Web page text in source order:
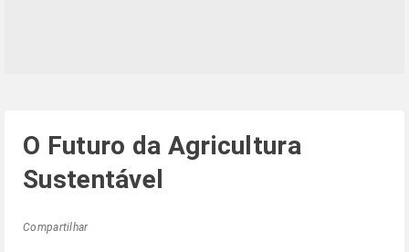
O Futuro da Agricultura
Sustentável
Compartilhar